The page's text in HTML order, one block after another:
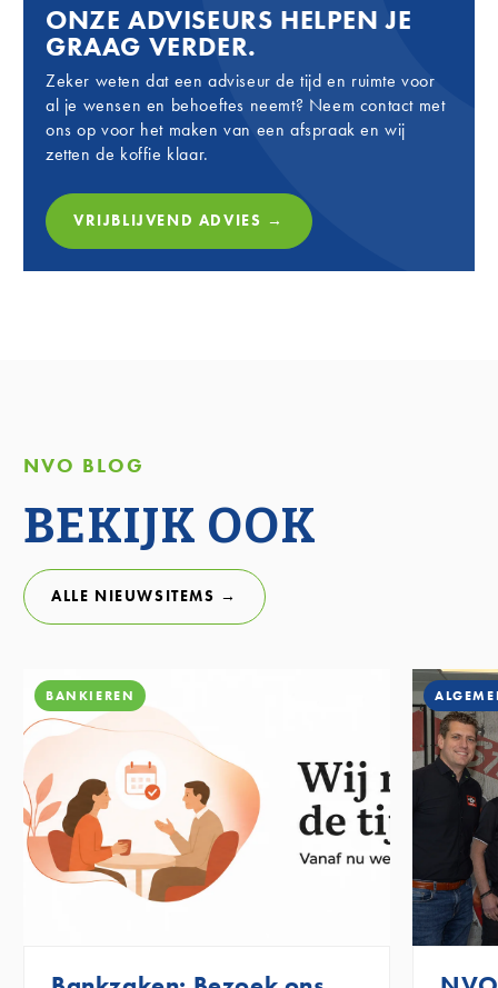
ONZE ADVISEURS HELPEN JE
GRAAG VERDER.
Zeker weten dat een adviseur de tijd en ruimte voor
al je wensen en behoeftes neemt? Neem contact met
ons op voor het maken van een afspraak en wij
zetten de koffie klaar.
VRIJBLIJVEND ADVIES →
NVO BLOG
BEKIJK OOK
ALLE NIEUWSITEMS →
BANKIEREN